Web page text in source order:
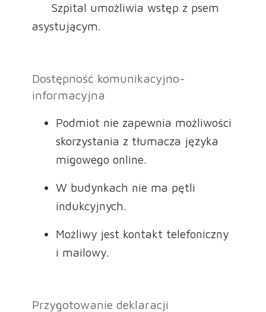
Szpital umożliwia wstęp z psem
asystującym.
Dostępność komunikacyjno-
informacyjna
Podmiot nie zapewnia możliwości
skorzystania z tłumacza języka
migowego online.
W budynkach nie ma pętli
indukcyjnych.
Możliwy jest kontakt telefoniczny
i mailowy.
Przygotowanie deklaracji